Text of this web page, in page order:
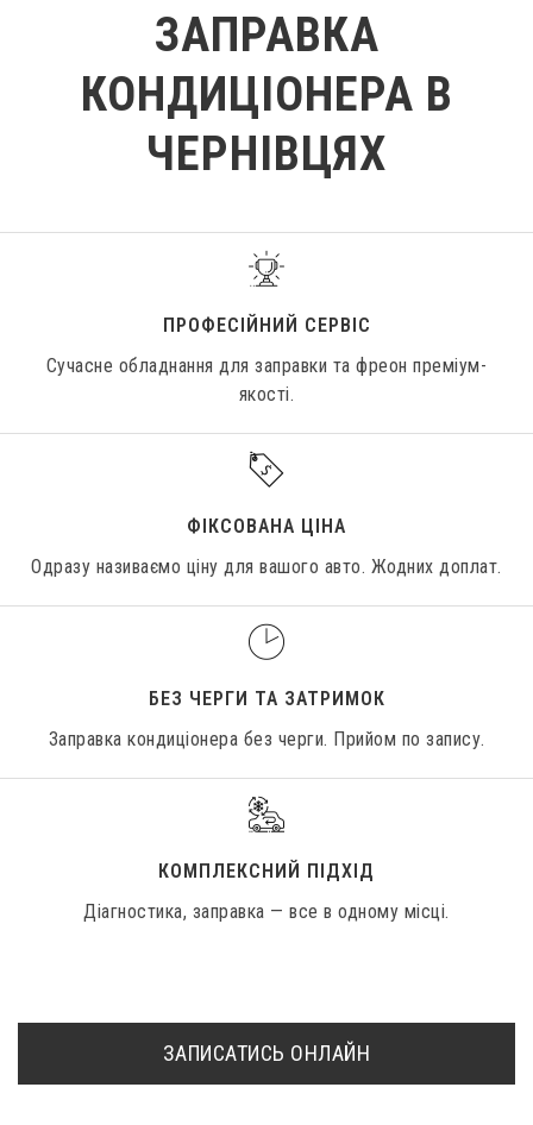
ЗАПРАВКА
КОНДИЦІОНЕРА В
ЧЕРНІВЦЯХ
ПРОФЕСІЙНИЙ СЕРВІС
Сучасне обладнання для заправки та фреон преміум-
якості.
ФІКСОВАНА ЦІНА
Одразу називаємо ціну для вашого авто. Жодних доплат.
БЕЗ ЧЕРГИ ТА ЗАТРИМОК
Заправка кондиціонера без черги. Прийом по запису.
КОМПЛЕКСНИЙ ПІДХІД
Діагностика, заправка — все в одному місці.
ЗАПИСАТИСЬ ОНЛАЙН